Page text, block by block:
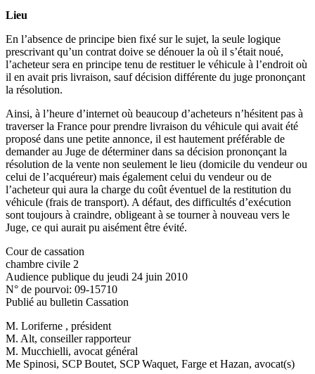
Lieu
En l’absence de principe bien fixé sur le sujet, la seule logique
prescrivant qu’un contrat doive se dénouer la où il s’était noué,
l’acheteur sera en principe tenu de restituer le véhicule à l’endroit où
il en avait pris livraison, sauf décision différente du juge prononçant
la résolution.
Ainsi, à l’heure d’internet où beaucoup d’acheteurs n’hésitent pas à
traverser la France pour prendre livraison du véhicule qui avait été
proposé dans une petite annonce, il est hautement préférable de
demander au Juge de déterminer dans sa décision prononçant la
résolution de la vente non seulement le lieu (domicile du vendeur ou
celui de l’acquéreur) mais également celui du vendeur ou de
l’acheteur qui aura la charge du coût éventuel de la restitution du
véhicule (frais de transport). A défaut, des difficultés d’exécution
sont toujours à craindre, obligeant à se tourner à nouveau vers le
Juge, ce qui aurait pu aisément être évité.
Cour de cassation
chambre civile 2
Audience publique du jeudi 24 juin 2010
N° de pourvoi: 09-15710
Publié au bulletin Cassation
M. Loriferne , président
M. Alt, conseiller rapporteur
M. Mucchielli, avocat général
Me Spinosi, SCP Boutet, SCP Waquet, Farge et Hazan, avocat(s)